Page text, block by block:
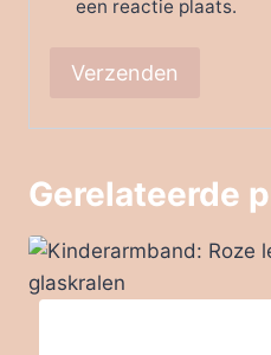
een reactie plaats.
Gerelateerde